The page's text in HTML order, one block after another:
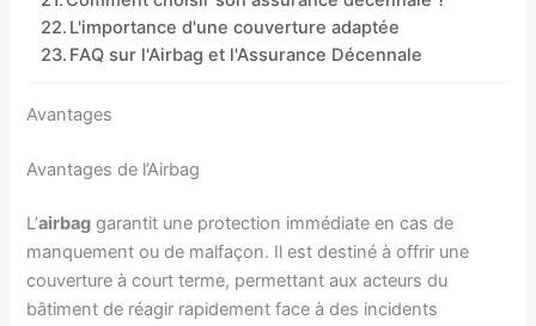
L'importance d'une couverture adaptée
FAQ sur l'Airbag et l'Assurance Décennale
Avantages
Avantages de l’Airbag
L’airbag garantit une protection immédiate en cas de
manquement ou de malfaçon. Il est destiné à offrir une
couverture à court terme, permettant aux acteurs du
bâtiment de réagir rapidement face à des incidents